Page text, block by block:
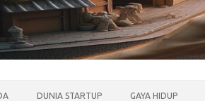
DUNIA STARTUP GAYA HIDUP